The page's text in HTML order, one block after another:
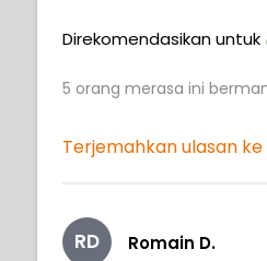
they worked on
Direkomendasikan untuk
5 orang merasa ini
Terjemahkan ulasan
RD Romain D.